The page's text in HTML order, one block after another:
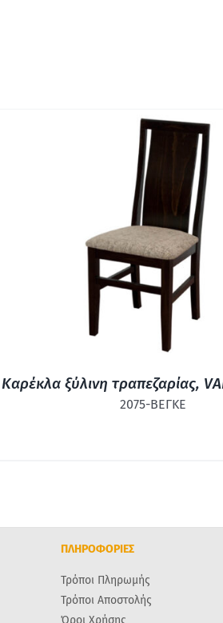
ΓΡΉΓΟΡΗ ΠΡΟΒΟΛΉ
Καρέκλα ξύλινη τραπεζαρίας,
2075-ΒΕΓΚΕ
ΠΛΗΡΟΦΟΡΙΕΣ
Τρόποι Πληρωμής
Τρόποι Αποστολής
Όροι Χρήσης